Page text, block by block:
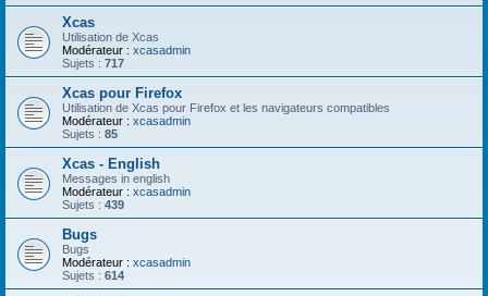
Xcas
Utilisation de Xcas
Modérateur : xcasadmin
Sujets : 717
Xcas pour Firefox
Utilisation de Xcas pour Firefox et les navigateurs compatibles
Modérateur : xcasadmin
Sujets : 85
Xcas - English
Messages in english
Modérateur : xcasadmin
Sujets : 439
Bugs
Bugs
Modérateur : xcasadmin
Sujets : 614